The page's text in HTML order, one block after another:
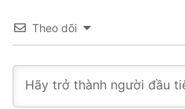
Theo dõi